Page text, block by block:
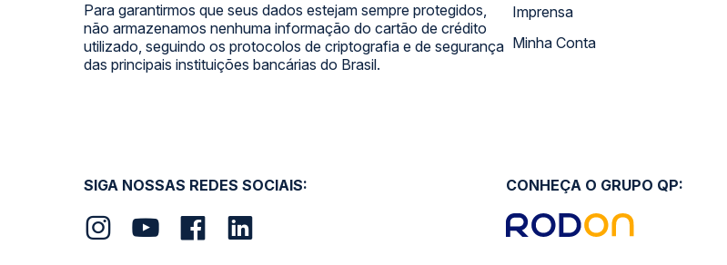
Para garantirmos que seus dados estejam sempre protegidos,
não armazenamos nenhuma informação do cartão de crédito
utilizado, seguindo os protocolos de criptografia e de segurança
das principais instituições bancárias do Brasil.
Imprensa
Minha Conta
SIGA NOSSAS REDES SOCIAIS: CONHEÇA O GRUPO QP: